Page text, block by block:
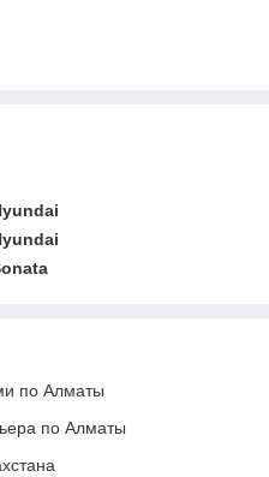
по Алматы
по Алматы